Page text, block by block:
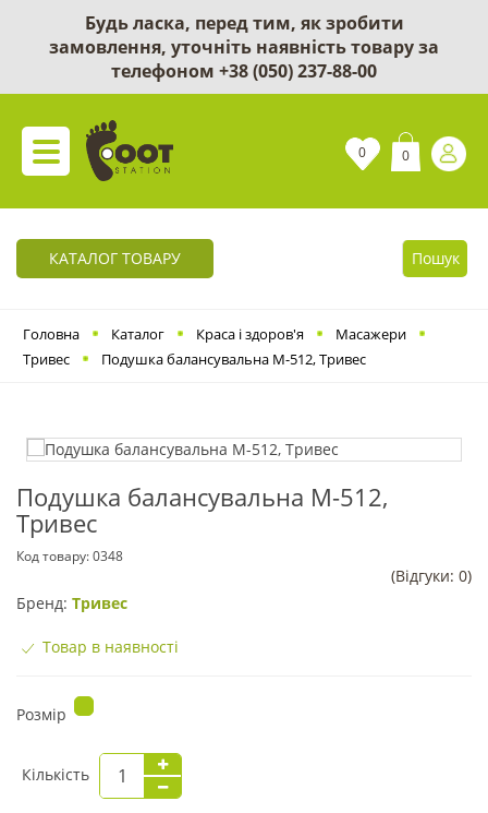
Будь ласка, перед тим, як зробити
замовлення, уточніть наявність товару за
телефоном +38 (050) 237-88-00
0 0
КАТАЛОГ ТОВАРУ Пошук
Головна Каталог Краса і здоров'я
Масажери
Тривес
Подушка балансувальна М-512, Тривес
Подушка балансувальна М-512,
Тривес
Код товару:0348
(Відгуки: 0)
Бренд: Тривес
Товар в наявності
Розмір
Кількість